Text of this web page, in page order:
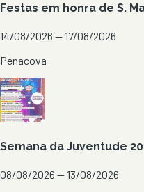
Festas em honra de S.
14/08/2026 — 17/08/2026
Penacova
Semana da Juventude
08/08/2026 — 13/08/2026